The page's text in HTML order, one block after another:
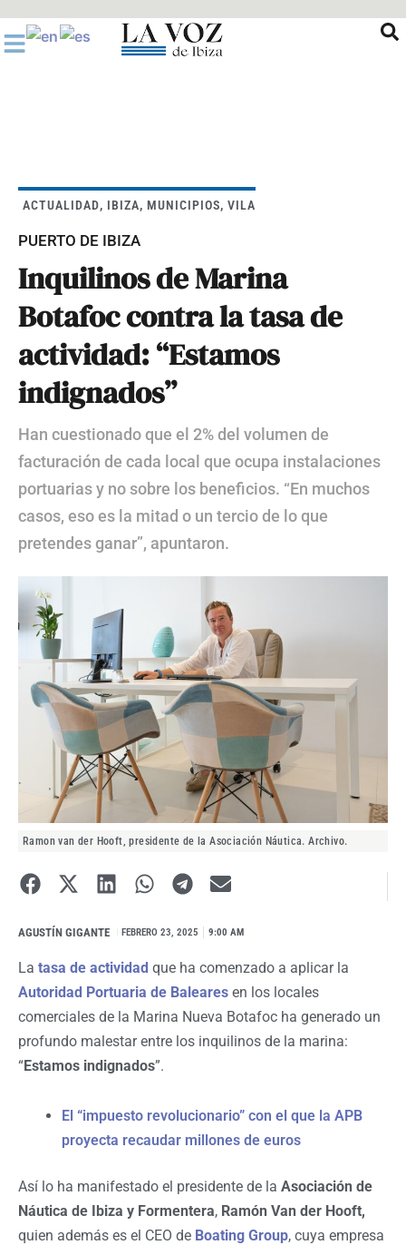
al
contenido
ACTUALIDAD, IBIZA, MUNICIPIOS, VILA
PUERTO DE IBIZA
Inquilinos de Marina
Botafoc contra la tasa de
actividad: “Estamos
indignados”
Han cuestionado que el 2% del volumen de
facturación de cada local que ocupa instalaciones
portuarias y no sobre los beneficios. “En muchos
casos, eso es la mitad o un tercio de lo que
pretendes ganar”, apuntaron.
Ramon van der Hooft, presidente de la Asociación Náutica. Archivo.
AGUSTÍN GIGANTE FEBRERO 23, 2025 9:00 AM
La tasa de actividad que ha comenzado a aplicar la
Autoridad Portuaria de Baleares en los locales
comerciales de la Marina Nueva Botafoc ha generado un
profundo malestar entre los inquilinos de la marina:
“Estamos indignados”.
El “impuesto revolucionario” con el que la APB
proyecta recaudar millones de euros
Así lo ha manifestado el presidente de la Asociación de
Náutica de Ibiza y Formentera, Ramón Van der Hooft,
quien además es el CEO de Boating Group, cuya empresa